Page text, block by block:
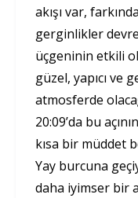
akışı var,
gerginlikler
üçgeninin etkili
güzel, yapıcı ve
atmosferde
20:09’da bu
kısa bir müddet
Yay burcuna
daha iyimser bir